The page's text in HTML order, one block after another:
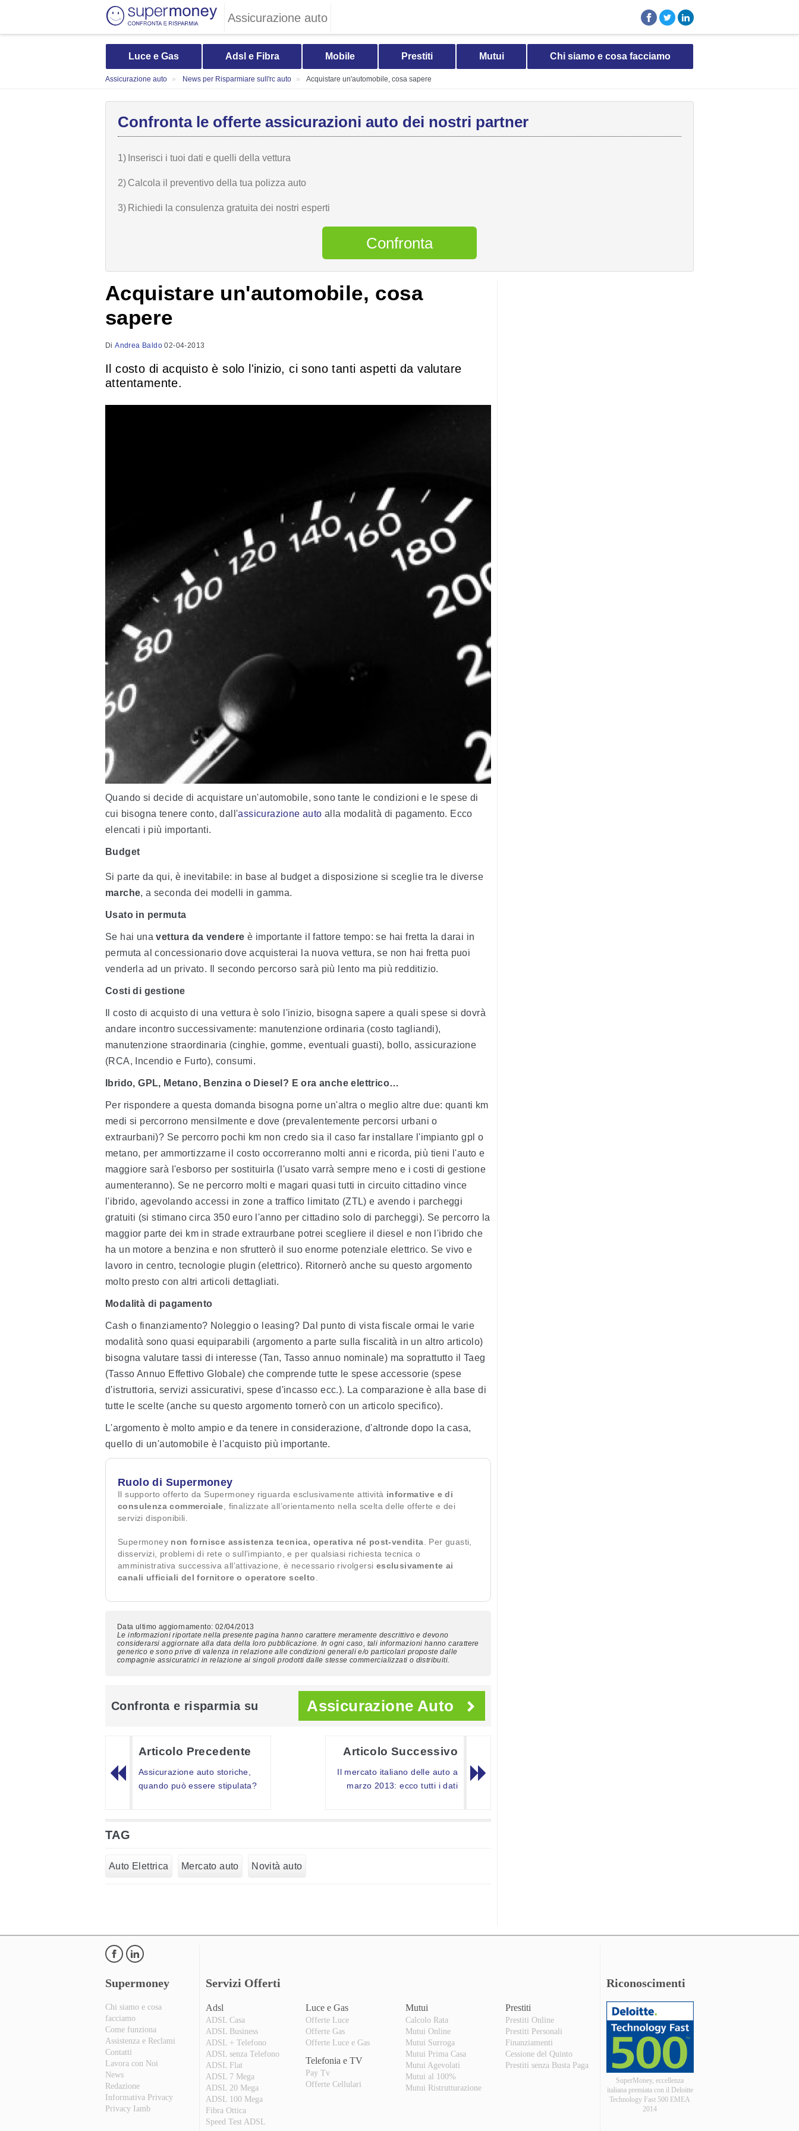
Assicurazione auto
Luce e Gas Adsl e Fibra Mobile Prestiti Mutui Chi siamo e cosa facciamo
Assicurazione auto News per Risparmiare sull'rc auto Acquistare un'automobile, cosa sapere
Confronta le offerte assicurazioni auto dei nostri partner
1) Inserisci i tuoi dati e quelli della vettura
2) Calcola il preventivo della tua polizza auto
3) Richiedi la consulenza gratuita dei nostri esperti
Confronta
Acquistare un'automobile, cosa
sapere
DiAndrea Baldo 02-04-2013
Il costo di acquisto è solo l'inizio, ci sono tanti aspetti da valutare
attentamente.
Quando si decide di acquistare un'automobile, sono tante le condizioni e le spese di
cui bisogna tenere conto, dall'assicurazione auto alla modalità di pagamento. Ecco
elencati i più importanti.
Budget
Si parte da qui, è inevitabile: in base al budget a disposizione si sceglie tra le diverse
marche, a seconda dei modelli in gamma.
Usato in permuta
Se hai unavettura da vendere è importante il fattore tempo: se hai fretta la darai in
permuta al concessionario dove acquisterai la nuova vettura, se non hai fretta puoi
venderla ad un privato. Il secondo percorso sarà più lento ma più redditizio.
Costi di gestione
Il costo di acquisto di una vettura è solo l'inizio, bisogna sapere a quali spese si dovrà
andare incontro successivamente: manutenzione ordinaria (costo tagliandi),
manutenzione straordinaria (cinghie, gomme, eventuali guasti), bollo, assicurazione
(RCA, Incendio e Furto), consumi.
Ibrido, GPL, Metano, Benzina o Diesel? E ora anche elettrico…
Per rispondere a questa domanda bisogna porne un'altra o meglio altre due: quanti km
medi si percorrono mensilmente e dove (prevalentemente percorsi urbani o
extraurbani)? Se percorro pochi km non credo sia il caso far installare l'impianto gpl o
metano, per ammortizzarne il costo occorreranno molti anni e ricorda, più tieni l'auto e
maggiore sarà l'esborso per sostituirla (l'usato varrà sempre meno e i costi di gestione
aumenteranno). Se ne percorro molti e magari quasi tutti in circuito cittadino vince
l'ibrido, agevolando accessi in zone a traffico limitato (ZTL) e avendo i parcheggi
gratuiti (si stimano circa 350 euro l'anno per cittadino solo di parcheggi). Se percorro la
maggior parte dei km in strade extraurbane potrei scegliere il diesel e non l'ibrido che
ha un motore a benzina e non sfrutterò il suo enorme potenziale elettrico. Se vivo e
lavoro in centro, tecnologie plugin (elettrico). Ritornerò anche su questo argomento
molto presto con altri articoli dettagliati.
Modalità di pagamento
Cash o finanziamento? Noleggio o leasing? Dal punto di vista fiscale ormai le varie
modalità sono quasi equiparabili (argomento a parte sulla fiscalità in un altro articolo)
bisogna valutare tassi di interesse (Tan, Tasso annuo nominale) ma soprattutto il Taeg
(Tasso Annuo Effettivo Globale) che comprende tutte le spese accessorie (spese
d'istruttoria, servizi assicurativi, spese d'incasso ecc.). La comparazione è alla base di
tutte le scelte (anche su questo argomento tornerò con un articolo specifico).
L'argomento è molto ampio e da tenere in considerazione, d'altronde dopo la casa,
quello di un'automobile è l'acquisto più importante.
Ruolo di Supermoney
Il supporto offerto da Supermoney riguarda esclusivamente attività informative e di
consulenza commerciale , finalizzate all’orientamento nella scelta delle offerte e dei
servizi disponibili.
Supermoney non fornisce assistenza tecnica, operativa né post-vendita . Per guasti,
disservizi, problemi di rete o sull’impianto, e per qualsiasi richiesta tecnica o
amministrativa successiva all’attivazione, è necessario rivolgersi esclusivamente ai
canali ufficiali del fornitore o operatore scelto
Data ultimo aggiornamento: 02/04/2013
Le informazioni riportate nella presente pagina hanno carattere meramente descrittivo e devono
considerarsi aggiornate alla data della loro pubblicazione. In ogni caso, tali informazioni hanno carattere
generico e sono prive di valenza in relazione alle condizioni generali e/o particolari proposte dalle
compagnie assicuratrici in relazione ai singoli prodotti dalle stesse commercializzati o distribuiti.
Confronta e risparmia su Assicurazione Auto
Articolo Precedente
Assicurazione auto storiche,
quando può essere stipulata?
Articolo Successivo
Il mercato italiano delle auto a
marzo 2013: ecco tutti i dati
TAG
Auto Elettrica Mercato auto Novità auto
Supermoney
Chi siamo e cosa
facciamo
Come funziona
Assistenza e Reclami
Contatti
Lavora con Noi
News
Redazione
Informativa Privacy
Privacy Iamb
Servizi Offerti
Adsl
ADSL Casa
ADSL Business
ADSL + Telefono
ADSL senza Telefono
ADSL Flat
ADSL 7 Mega
ADSL 20 Mega
ADSL 100 Mega
Fibra Ottica
Speed Test ADSL
Luce e Gas
Offerte Luce
Offerte Gas
Offerte Luce e Gas
Telefonia e TV
Pay Tv
Offerte Cellulari
Mutui
Calcolo Rata
Mutui Online
Mutui Surroga
Mutui Prima Casa
Mutui Agevolati
Mutui al 100%
Mutui Ristrutturazione
Prestiti
Prestiti Online
Prestiti Personali
Finanziamenti
Cessione del Quinto
Prestiti senza Busta Paga
Riconoscimenti
SuperMoney, eccellenza
italiana premiata con il Deloitte
Technology Fast 500 EMEA
2014